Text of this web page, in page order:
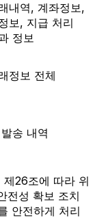
내역, 계좌정보,
보, 지급 처리
정보
정보 전체
송 내역
26조에 따라 위
전성 확보 조치
안전하게 처리